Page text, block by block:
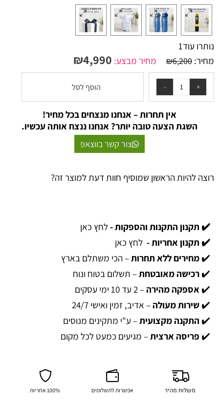
נותרו עוד1
מחיר:
₪6,200 מחיר מבצע: ₪4,990
הוסף לסל
אין תחרות – אנחנו מנצחים בכל מחיר!
השגת הצעה טובה יותר? אנחנו ננצח אותה עכשיו.
צור קשר בווצאפ
רוצה להיות הראשון שמוסיף חוות דעת למוצר זה?
✔️ תקנון התקנות והספקות -לחץ כאן
✔️ תקנון אחריות - לחץ כאן
✔️ מחירים ללא תחרות– הכי משתלם בארץ
✔️ רכישה מאובטחת– תשלום בטוח ונוח
✔️ אספקה מהירה– 2 עד 10 ימי עסקים
✔️ שירות מעולה– אדיב, זמין ואישי 24/7
✔️ התקנה מקצועית– ע"י מתקינים מנוסים
✔️ פריסה ארצית– מגיעים כמעט לכל מקום
משלוח מהיר אפשרות לתשלומים 100% אחריות